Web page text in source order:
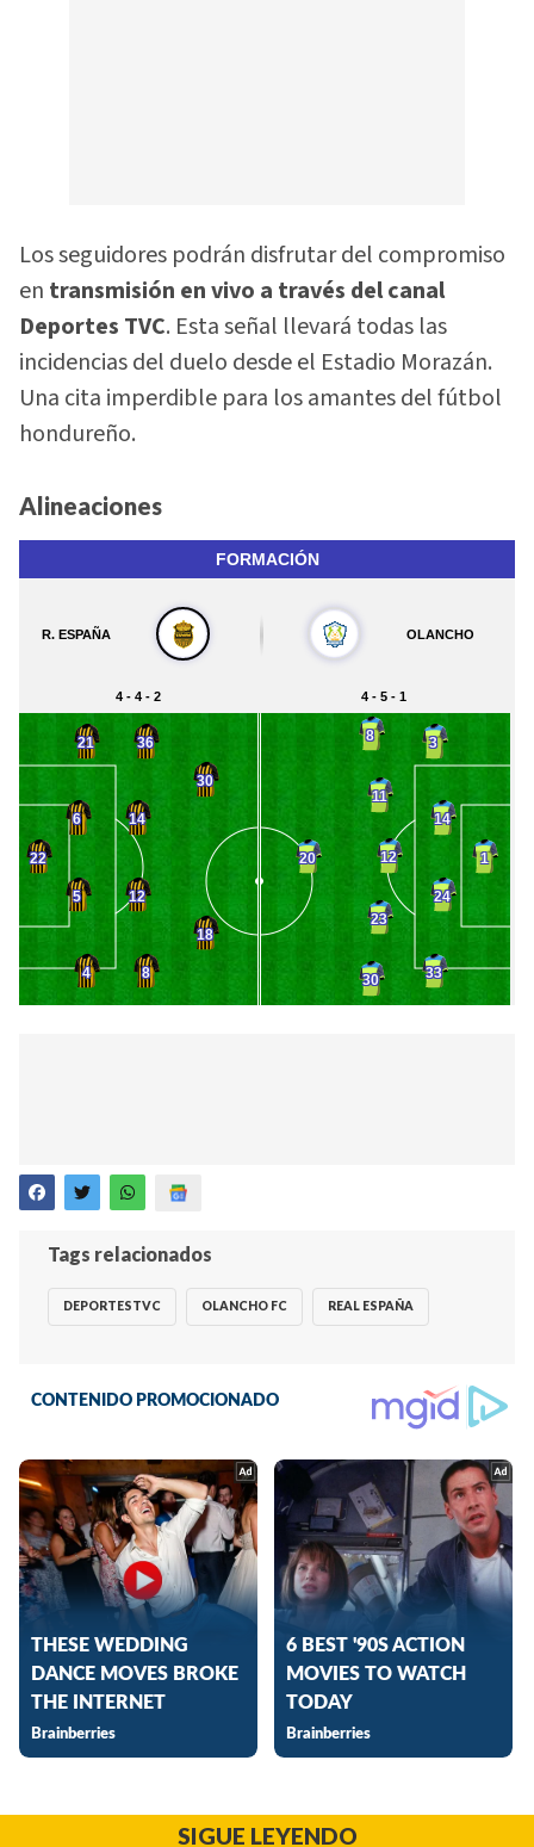
Los seguidores podrán disfrutar del compromiso
en transmisión en vivo a través del canal
Deportes TVC. Esta señal llevará todas las
incidencias del duelo desde el Estadio Morazán.
Una cita imperdible para los amantes del fútbol
hondureño.
Alineaciones
Tags relacionados
DEPORTESTVC OLANCHO FC REAL ESPAÑA
SIGUE LEYENDO